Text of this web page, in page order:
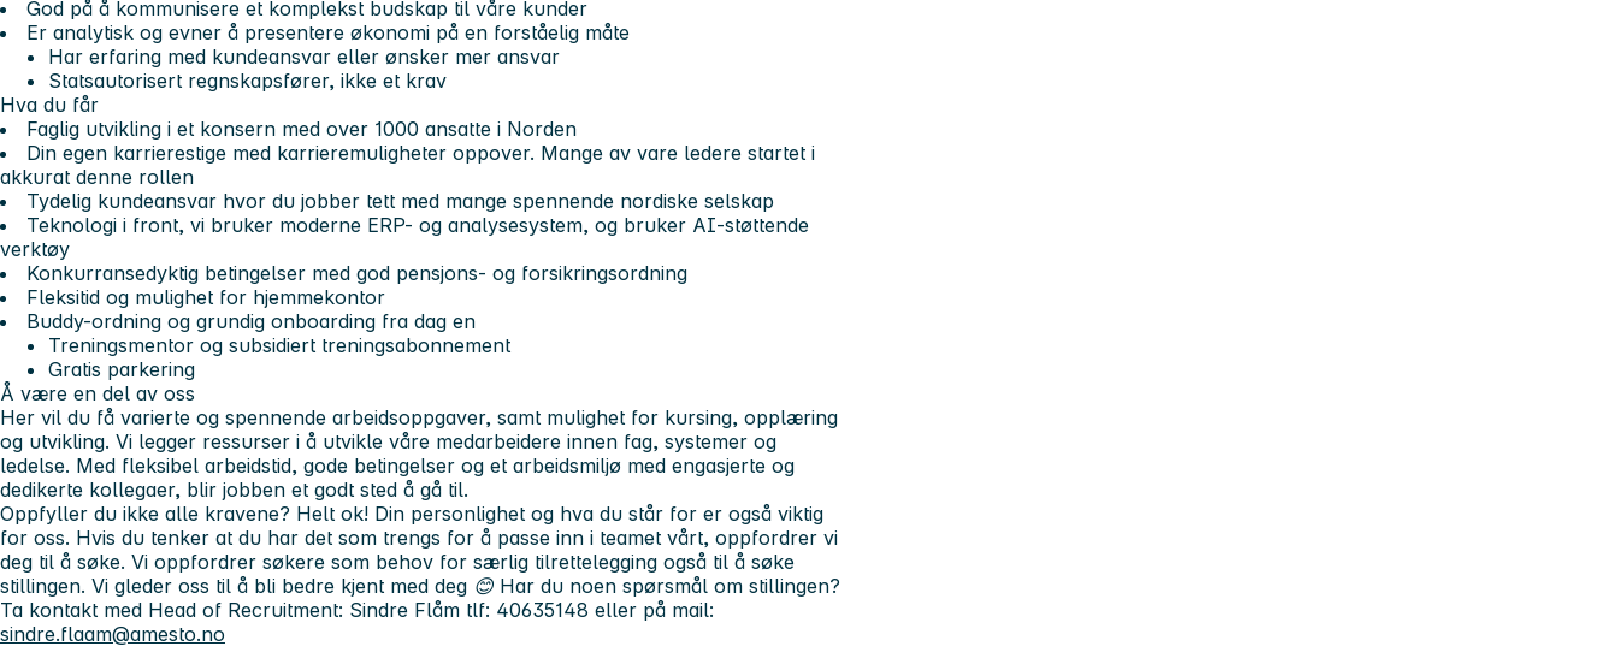
God på å kommunisere et komplekst budskap til våre kunder
Er analytisk og evner å presentere økonomi på en forståelig måte
Har erfaring med kundeansvar eller ønsker mer ansvar
Statsautorisert regnskapsfører, ikke et krav
Hva du får
Faglig utvikling i et konsern med over 1000 ansatte i Norden
Din egen karrierestige med karrieremuligheter oppover. Mange av vare ledere startet i
akkurat denne rollen
Tydelig kundeansvar hvor du jobber tett med mange spennende nordiske selskap
Teknologi i front, vi bruker moderne ERP- og analysesystem, og bruker AI-støttende
verktøy
Konkurransedyktig betingelser med god pensjons- og forsikringsordning
Fleksitid og mulighet for hjemmekontor
Buddy-ordning og grundig onboarding fra dag en
Treningsmentor og subsidiert treningsabonnement
Gratis parkering
Å være en del av oss
Her vil du få varierte og spennende arbeidsoppgaver, samt mulighet for kursing, opplæring
og utvikling. Vi legger ressurser i å utvikle våre medarbeidere innen fag, systemer og
ledelse. Med fleksibel arbeidstid, gode betingelser og et arbeidsmiljø med engasjerte og
dedikerte kollegaer, blir jobben et godt sted å gå til.
Oppfyller du ikke alle kravene? Helt ok! Din personlighet og hva du står for er også viktig
for oss. Hvis du tenker at du har det som trengs for å passe inn i teamet vårt, oppfordrer vi
deg til å søke. Vi oppfordrer søkere som behov for særlig tilrettelegging også til å søke
stillingen. Vi gleder oss til å bli bedre kjent med deg 😊 Har du noen spørsmål om stillingen?
Ta kontakt med Head of Recruitment: Sindre Flåm tlf: 40635148 eller på mail:
sindre.flaam@amesto.no